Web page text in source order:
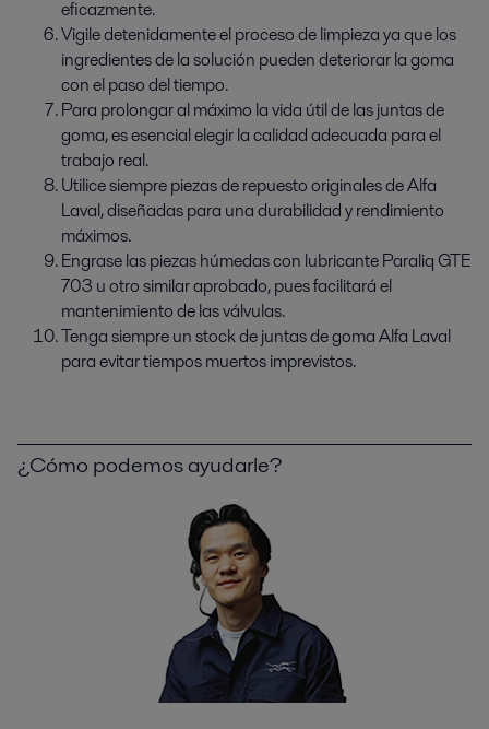
eficazmente.
Vigile detenidamente el proceso de limpieza ya que los
ingredientes de la solución pueden deteriorar la goma
con el paso del tiempo.
Para prolongar al máximo la vida útil de las juntas de
goma, es esencial elegir la calidad adecuada para el
trabajo real.
Utilice siempre piezas de repuesto originales de Alfa
Laval, diseñadas para una durabilidad y rendimiento
máximos.
Engrase las piezas húmedas con lubricante Paraliq GTE
703 u otro similar aprobado, pues facilitará el
mantenimiento de las válvulas.
Tenga siempre un stock de juntas de goma Alfa Laval
para evitar tiempos muertos imprevistos.
¿Cómo podemos ayudarle?